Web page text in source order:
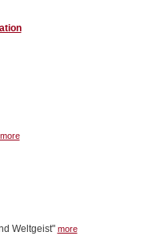
more
Weltgeist" more